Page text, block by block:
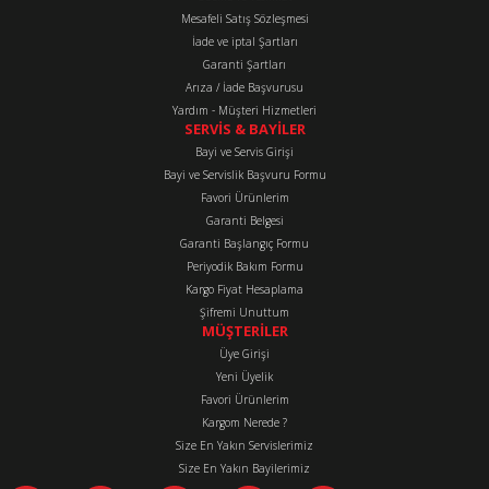
Ürün fiyatı diğer sitelerden daha pahalı.
Bu ürüne benzer farklı alternatifler olmalı.
Gönder
Mesafeli Satış Sözleşmesi
İade ve iptal Şartları
Garanti Şartları
Arıza / İade Başvurusu
Yardım - Müşteri Hizmetleri
SERVİS & BAYİLER
Bayi ve Servis Girişi
Bayi ve Servislik Başvuru Formu
Favori Ürünlerim
Garanti Belgesi
Garanti Başlangıç Formu
Periyodik Bakım Formu
Kargo Fiyat Hesaplama
Şifremi Unuttum
MÜŞTERİLER
Üye Girişi
Yeni Üyelik
Favori Ürünlerim
Kargom Nerede ?
Size En Yakın Servislerimiz
Size En Yakın Bayilerimiz